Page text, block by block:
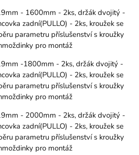
- 1600mm - 2ks, držák dvojitý -
zadní(PULLO) - 2ks, kroužek se
parametru příslušenství s kroužky
pro montáž
-1800mm - 2ks, držák dvojitý -
zadní(PULLO) - 2ks, kroužek se
parametru příslušenství s kroužky
pro montáž
- 2000mm - 2ks, držák dvojitý -
zadní(PULLO) - 2ks, kroužek se
parametru příslušenství s kroužky
pro montáž